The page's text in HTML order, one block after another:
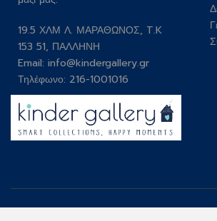
19.5 ΧΛΜ Λ. ΜΑΡΑΘΩΝΟΣ, T.K
153 51, ΠΑΛΛΗΝΗ
Email: info@kindergallery.gr
Τηλέφωνο: 216-1001016